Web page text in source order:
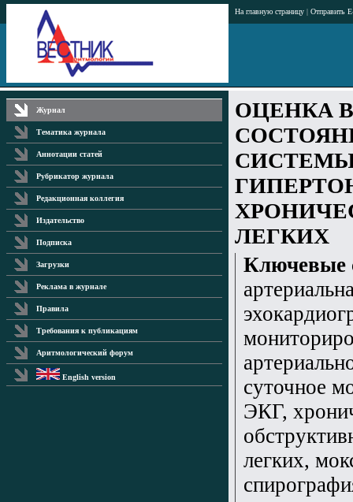
На главную страницу | Отправить
Журнал
Тематика журнала
Аннотации статей
Рубрикатор журнала
Редакционная коллегия
Издательство
Подписка
Загрузки
Реклама в журнале
Правила
Требования к публикациям
Аритмологический форум
English version
ОЦЕНКА
ЛЕГКИХ
Ключевые
суточное
ЭКГ,
легких,